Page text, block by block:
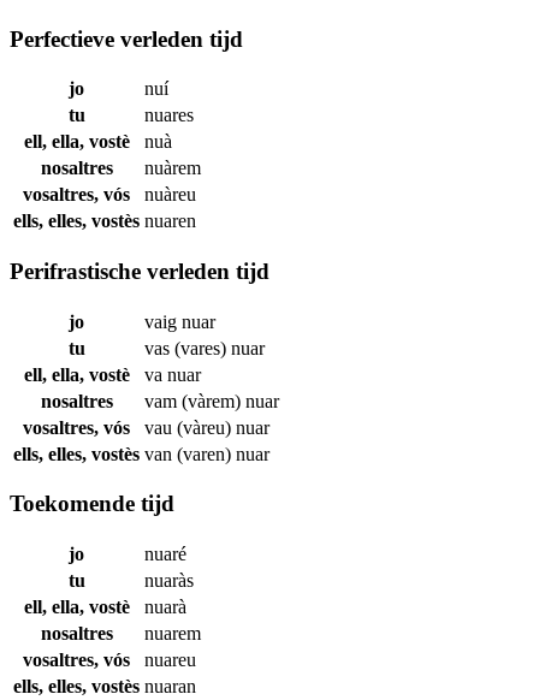
Perfectieve verleden tijd
jo
nuí
tu
nuares
ell, ella, vostè
nuà
nosaltres
nuàrem
vosaltres, vós
nuàreu
ells, elles, vostès nuaren
Perifrastische verleden tijd
jo vaig nuar
tu
vas (vares) nuar
ell, ella, vostè
va nuar
nosaltres
vam (vàrem) nuar
vosaltres, vós
vau (vàreu) nuar
ells, elles, vostès van (varen) nuar
Toekomende tijd
jo
nuaré
tu
nuaràs
ell, ella, vostè
nuarà
nosaltres
nuarem
vosaltres, vós
nuareu
ells, elles, vostès nuaran